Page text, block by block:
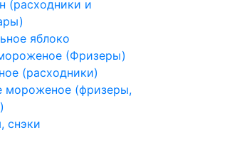
(расходники и
яблоко
(Фризеры)
(расходники)
мороженое (фризеры,
снэки